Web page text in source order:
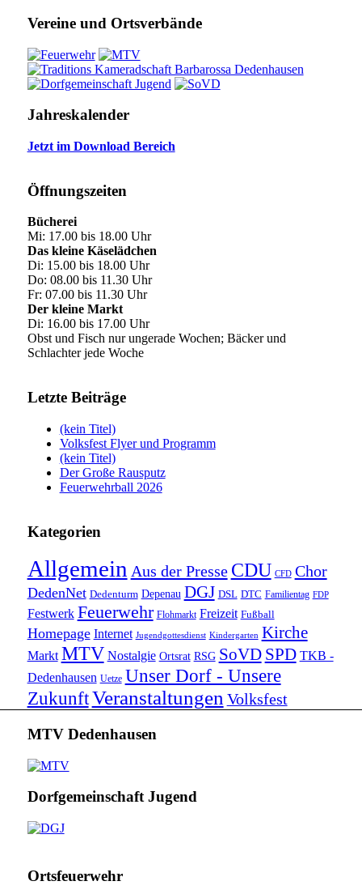
Vereine und Ortsverbände
Jahreskalender
Jetzt im Download Bereich
Öffnungszeiten
Bücherei
Mi: 17.00 bis 18.00 Uhr
Das kleine Käselädchen
Di: 15.00 bis 18.00 Uhr
Do: 08.00 bis 11.30 Uhr
Fr: 07.00 bis 11.30 Uhr
Der kleine Markt
Di: 16.00 bis 17.00 Uhr
Obst und Fisch nur ungerade Wochen; Bäcker und
Schlachter jede Woche
Letzte Beiträge
(kein Titel)
Volksfest Flyer und Programm
(kein Titel)
Der Große Rausputz
Feuerwehrball 2026
Kategorien
Allgemein Aus der Presse CDU CFD Chor
DedenNet Dedenturm Depenau DGJ DSL DTC Familientag FDP
Festwerk Feuerwehr Flohmarkt Freizeit Fußball
Homepage Internet Jugendgottesdienst Kindergarten Kirche
Markt MTV Nostalgie Ortsrat RSG SoVD SPD TKB -
Dedenhausen Uetze Unser Dorf - Unsere
ZukunftVeranstaltungen Volksfest
MTV Dedenhausen
Dorfgemeinschaft Jugend
Ortsfeuerwehr